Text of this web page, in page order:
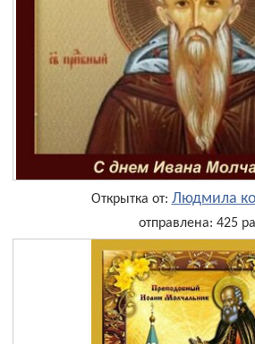
Открытка от: Людмила
отправлена: 425